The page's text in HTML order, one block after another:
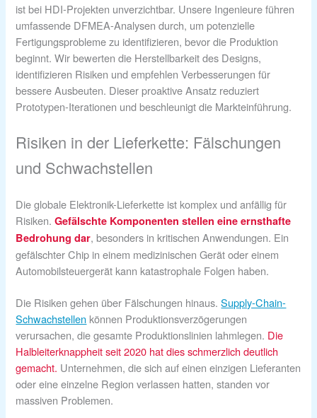
ist bei HDI-Projekten unverzichtbar. Unsere Ingenieure führen
umfassende DFMEA-Analysen durch, um potenzielle
Fertigungsprobleme zu identifizieren, bevor die Produktion
beginnt. Wir bewerten die Herstellbarkeit des Designs,
identifizieren Risiken und empfehlen Verbesserungen für
bessere Ausbeuten. Dieser proaktive Ansatz reduziert
Prototypen-Iterationen und beschleunigt die Markteinführung.
Risiken in der Lieferkette: Fälschungen
und Schwachstellen
Die globale Elektronik-Lieferkette ist komplex und anfällig für
Risiken.Gefälschte Komponenten stellen eine ernsthafte
Bedrohung dar, besonders in kritischen Anwendungen. Ein
gefälschter Chip in einem medizinischen Gerät oder einem
Automobilsteuergerät kann katastrophale Folgen haben.
Die Risiken gehen über Fälschungen hinaus.Supply-Chain-
Schwachstellen können Produktionsverzögerungen
verursachen, die gesamte Produktionslinien lahmlegen. Die
Halbleiterknappheit seit 2020 hat dies schmerzlich deutlich
gemacht. Unternehmen, die sich auf einen einzigen Lieferanten
oder eine einzelne Region verlassen hatten, standen vor
massiven Problemen.